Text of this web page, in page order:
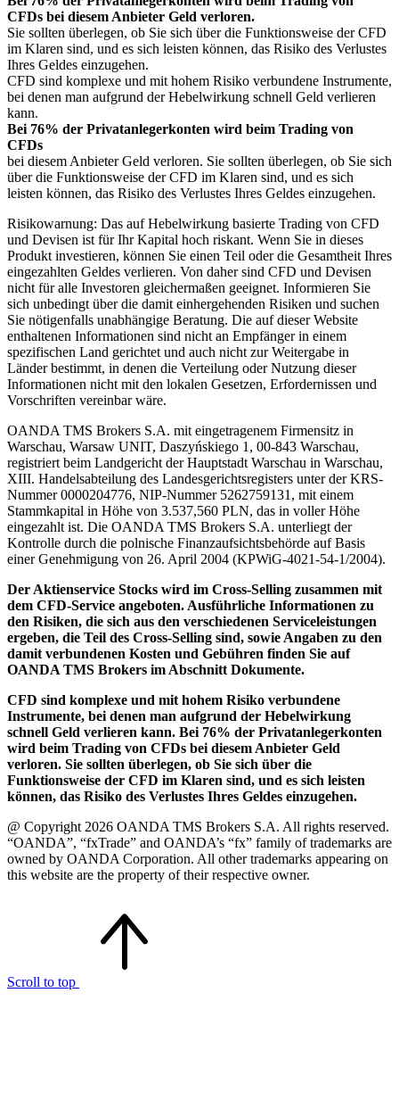
CFDs bei diesem Anbieter Geld verloren.
Sie sollten überlegen, ob Sie sich über die Funktionsweise der CFD
im Klaren sind, und es sich leisten können, das Risiko des Verlustes
Ihres Geldes einzugehen.
CFD sind komplexe und mit hohem Risiko verbundene Instrumente,
bei denen man aufgrund der Hebelwirkung schnell Geld verlieren
kann.
Bei 76% der Privatanlegerkonten wird beim Trading von
CFDs
bei diesem Anbieter Geld verloren. Sie sollten überlegen, ob Sie sich
über die Funktionsweise der CFD im Klaren sind, und es sich
leisten können, das Risiko des Verlustes Ihres Geldes einzugehen.
Risikowarnung: Das auf Hebelwirkung basierte Trading von CFD
und Devisen ist für Ihr Kapital hoch riskant. Wenn Sie in dieses
Produkt investieren, können Sie einen Teil oder die Gesamtheit Ihres
eingezahlten Geldes verlieren. Von daher sind CFD und Devisen
nicht für alle Investoren gleichermaßen geeignet. Informieren Sie
sich unbedingt über die damit einhergehenden Risiken und suchen
Sie nötigenfalls unabhängige Beratung. Die auf dieser Website
enthaltenen Informationen sind nicht an Empfänger in einem
spezifischen Land gerichtet und auch nicht zur Weitergabe in
Länder bestimmt, in denen die Verteilung oder Nutzung dieser
Informationen nicht mit den lokalen Gesetzen, Erfordernissen und
Vorschriften vereinbar wäre.
OANDA TMS Brokers S.A. mit eingetragenem Firmensitz in
Warschau, Warsaw UNIT, Daszyńskiego 1, 00-843 Warschau,
registriert beim Landgericht der Hauptstadt Warschau in Warschau,
XIII. Handelsabteilung des Landesgerichtsregisters unter der KRS-
Nummer 0000204776, NIP-Nummer 5262759131, mit einem
Stammkapital in Höhe von 3.537,560 PLN, das in voller Höhe
eingezahlt ist. Die OANDA TMS Brokers S.A. unterliegt der
Kontrolle durch die polnische Finanzaufsichtsbehörde auf Basis
einer Genehmigung von 26. April 2004 (KPWiG-4021-54-1/2004).
Der Aktienservice Stocks wird im Cross-Selling zusammen mit
dem CFD-Service angeboten. Ausführliche Informationen zu
den Risiken, die sich aus den verschiedenen Serviceleistungen
ergeben, die Teil des Cross-Selling sind, sowie Angaben zu den
damit verbundenen Kosten und Gebühren finden Sie auf
OANDA TMS Brokers im Abschnitt Dokumente.
CFD sind komplexe und mit hohem Risiko verbundene
Instrumente, bei denen man aufgrund der Hebelwirkung
schnell Geld verlieren kann. Bei 76% der Privatanlegerkonten
wird beim Trading von CFDs bei diesem Anbieter Geld
verloren. Sie sollten überlegen, ob Sie sich über die
Funktionsweise der CFD im Klaren sind, und es sich leisten
können, das Risiko des Verlustes Ihres Geldes einzugehen.
@ Copyright 2026 OANDA TMS Brokers S.A. All rights reserved.
“OANDA”, “fxTrade” and OANDA’s “fx” family of trademarks are
owned by OANDA Corporation. All other trademarks appearing on
this website are the property of their respective owner.
Scroll to top